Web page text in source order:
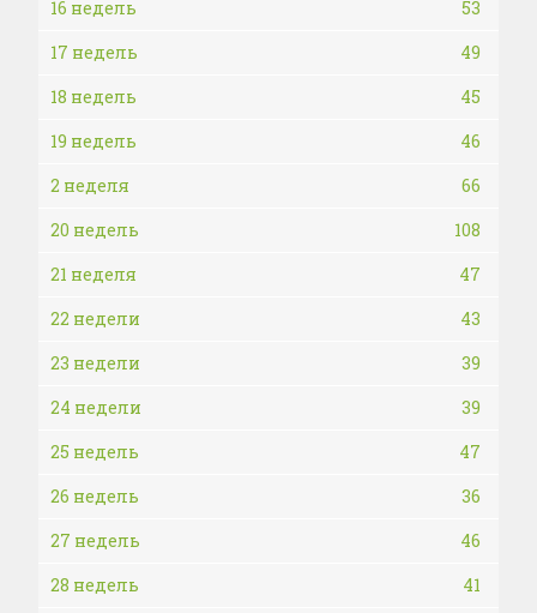
16 недель
53
17 недель
49
18 недель
45
19 недель
46
2 неделя
66
20 недель
108
21 неделя
47
22 недели
43
23 недели
39
24 недели
39
25 недель
47
26 недель
36
27 недель
46
28 недель
41